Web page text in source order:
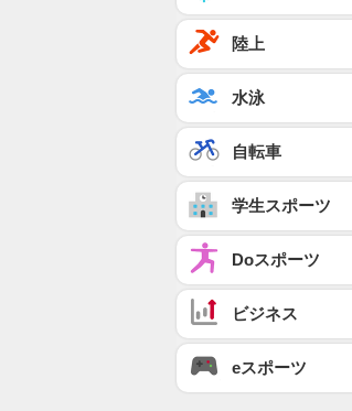
陸上
水泳
自転車
学生スポーツ
Doスポーツ
ビジネス
eスポーツ